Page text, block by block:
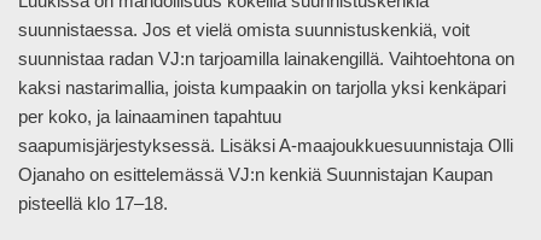
suunnistaessa. Jos et vielä omista suunnistuskenkiä, voit
suunnistaa radan VJ:n tarjoamilla lainakengillä. Vaihtoehtona on
kaksi nastarimallia, joista kumpaakin on tarjolla yksi kenkäpari
per koko, ja lainaaminen tapahtuu
saapumisjärjestyksessä. Lisäksi A-maajoukkuesuunnistaja Olli
Ojanaho on esittelemässä VJ:n kenkiä Suunnistajan Kaupan
pisteellä klo 17–18.